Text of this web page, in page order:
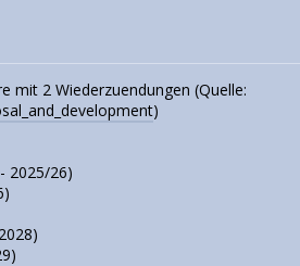
mit 2 Wiederzuendungen (Quelle:
)
2025/26)